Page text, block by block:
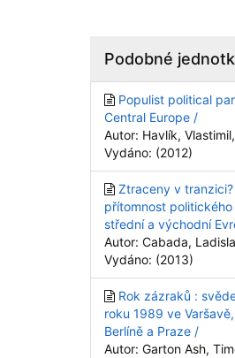
Podobné
Populist political
Central Europe /
Autor: Havlík,
Vydáno: (2012)
Ztraceny v
přítomnost
střední a východní
Autor: Cabada,
Vydáno: (2013)
Rok zázraků :
roku 1989 ve
Berlíně a Praze /
Autor: Garton Ash,